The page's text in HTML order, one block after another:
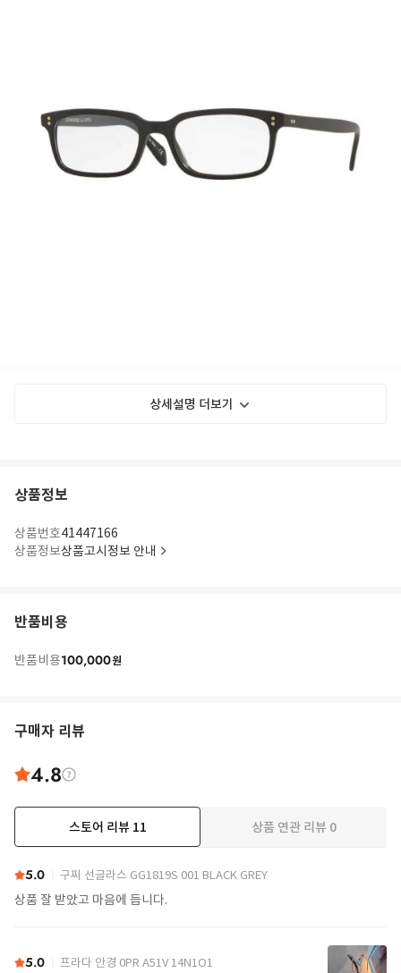
상세설명 더보기
상품정보
상품번호41447166
상품정보상품고시정보 안내
반품비용
반품비용100,000원
구매자 리뷰
4.8
스토어 리뷰 11 상품 연관 리뷰 0
5.0 구찌 선글라스 GG1819S 001 BLACK GREY
상품 잘 받았고 마음에 듭니다.
5.0 프라다 안경 0PR A51V 14N1O1